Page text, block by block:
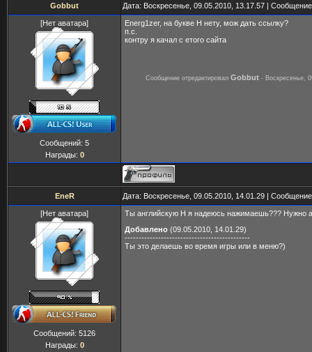
Gobbut Дата: Воскресенье, 09.05.2010, 13.17.57 |
[Нет аватара]
Сообщений: 5
Награды: 0
Energ1zer, на букве Н нету, мож дать ссылку?
п.с.
контру я качал с етого сайта
Сообщение отредактировал Gobbut - Воскресенье,
EneR Дата: Воскресенье, 09.05.2010, 14.01.29 |
[Нет аватара]
Сообщений: 5126
Награды: 0
Ты английскую H я надеюсь нажимаешь??? Нужно
Добавлено (09.05.2010, 14.01.29)
---------------------------------------------
Ты это делаешь во время игры или в меню?)